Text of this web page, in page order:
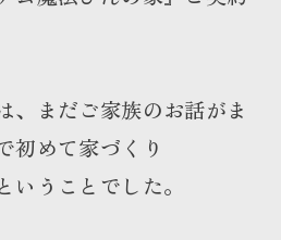
、まだご家族のお話がま
初めて家づくり
いうことでした。